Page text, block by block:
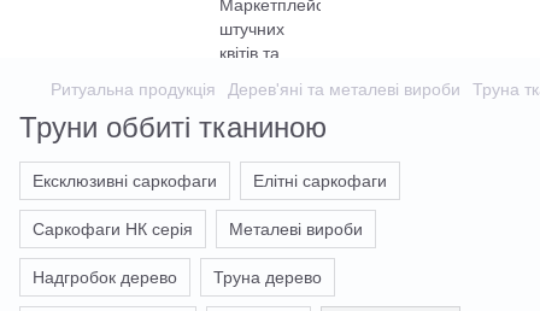
Ритуальна продукція Дерев'яні та металеві вироби Труна
Труни оббиті тканиною
Ексклюзивні саркофаги Елітні саркофаги
Саркофаги НК серія Металеві вироби
Надгробок дерево Труна дерево